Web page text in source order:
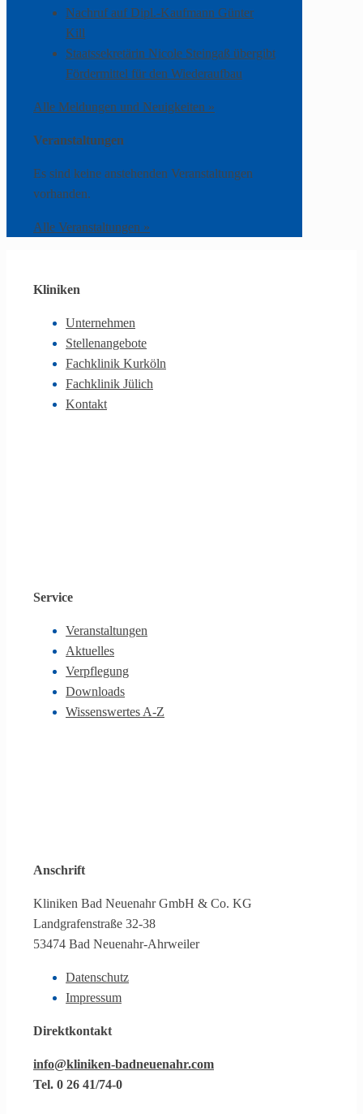
Nachruf auf Dipl.-Kaufmann Günter
Kill
Staatssekretärin Nicole Steingaß übergibt
Fördermittel für den Wiederaufbau
Alle Meldungen und Neuigkeiten »
Veranstaltungen
Es sind keine anstehenden Veranstaltungen
vorhanden.
Alle Veranstaltungen »
Kliniken
Unternehmen
Stellenangebote
Fachklinik Kurköln
Fachklinik Jülich
Kontakt
Service
Veranstaltungen
Aktuelles
Verpflegung
Downloads
Wissenswertes A-Z
Anschrift
Kliniken Bad Neuenahr GmbH & Co. KG
Landgrafenstraße 32-38
53474 Bad Neuenahr-Ahrweiler
Datenschutz
Impressum
Direktkontakt
info@kliniken-badneuenahr.com
Tel. 0 26 41/74-0